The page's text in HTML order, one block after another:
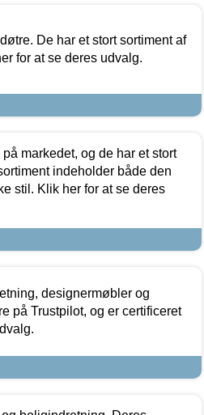
De har et stort sortiment af
for at se deres udvalg.
markedet, og de har et stort
indeholder både den
stil. Klik her for at se deres
designermøbler og
på Trustpilot, og er certificeret